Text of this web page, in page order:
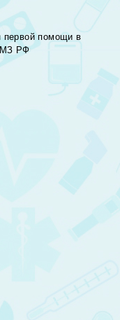
первой помощи в
МЗ РФ